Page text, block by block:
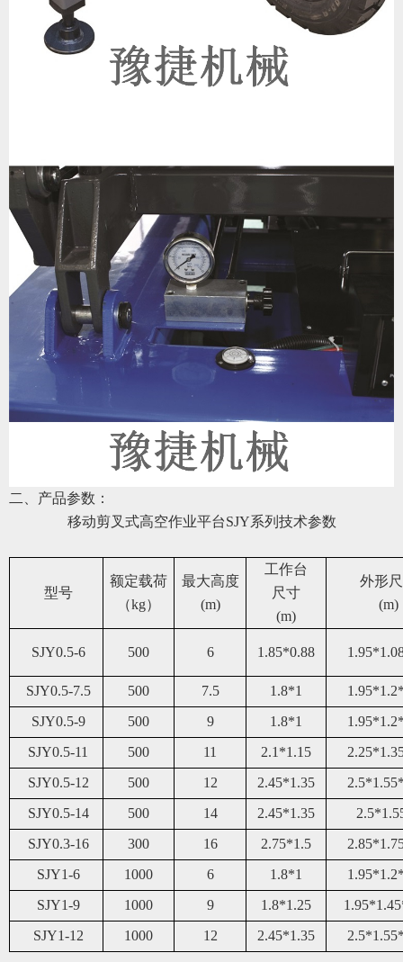
二、产品参数：
移动剪叉式高空作业平台SJY系列 技术参数
型号
额定载荷
（kg）
最大高度
(m)
工作台
尺寸
(m)
外形
(m)
SJY0.5-6 500 6 1.85*0.88
SJY0.5-7.5 500 7.5 1.8*1
SJY0.5-9
500 9 1.8*1
SJY0.5-11
500 11 2.1*1.15
SJY0.5-12
500 12 2.45*1.35
SJY0.5-14 500 14 2.45*1.35
SJY0.3-16
300 16 2.75*1.5
SJY1-6
1000 6 1.8*1
SJY1-9
1000 9 1.8*1.25
SJY1-12
1000 12 2.45*1.35